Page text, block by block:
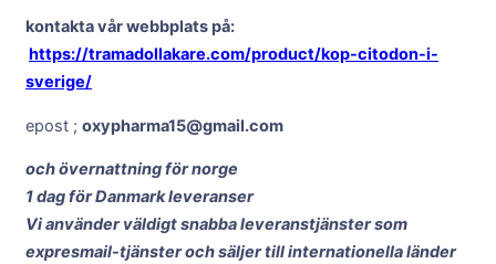
kontakta vår webbplats på:
https://tramadollakare.com/product/kop-citodon-i-
sverige/
epost ; oxypharma15@gmail.com
och övernattning för norge
1 dag för Danmark leveranser
Vi använder väldigt snabba leveranstjänster som
expresmail-tjänster och säljer till internationella länder